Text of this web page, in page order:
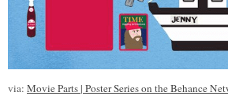
via: Movie Parts | Poster Series on the Behance